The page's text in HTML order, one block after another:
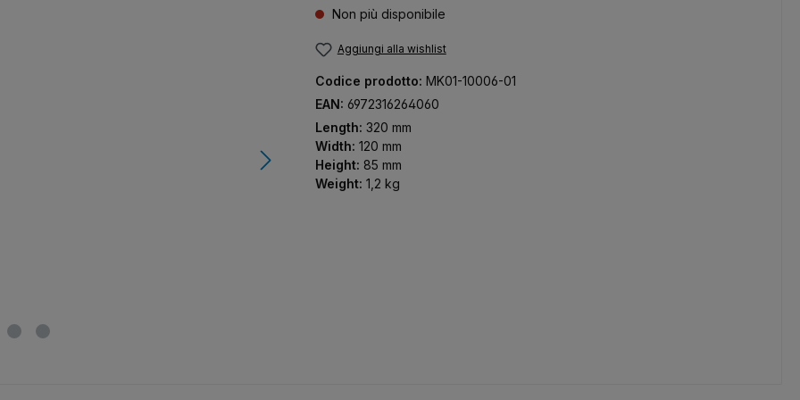
Non più disponibile
Aggiungi alla wishlist
Codice prodotto: MK01-10006-01
EAN: 6972316264060
Length: 320 mm
Width: 120 mm
Height: 85 mm
Weight: 1,2 kg